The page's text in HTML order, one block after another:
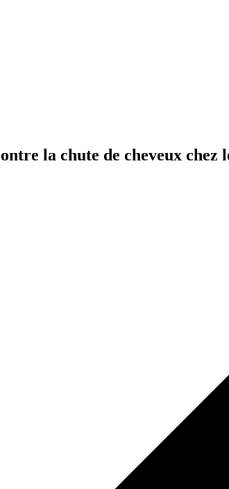
la chute de cheveux chez